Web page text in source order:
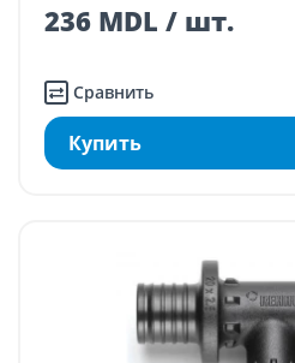
236 MDL / шт.
Сравнить
Купить